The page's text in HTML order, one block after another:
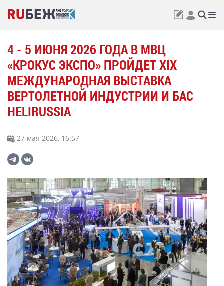
4 - 5 ИЮНЯ 2026 ГОДА В МВЦ
«КРОКУС ЭКСПО» ПРОЙДЕТ XIX
МЕЖДУНАРОДНАЯ ВЫСТАВКА
ВЕРТОЛЕТНОЙ ИНДУСТРИИ И БАС
HELIRUSSIA
27 мая 2026, 16:57